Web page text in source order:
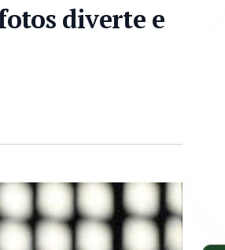
diverte e